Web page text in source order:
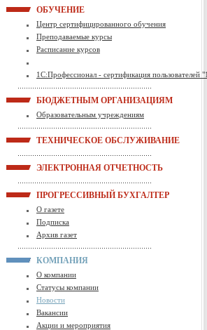
ОБУЧЕНИЕ
Центр сертифицированного обучения
Преподаваемые курсы
Расписание курсов
1С:Профессионал - сертификация пользователей
БЮДЖЕТНЫМ ОРГАНИЗАЦИЯМ
Образовательным учреждениям
ТЕХНИЧЕСКОЕ ОБСЛУЖИВАНИЕ
ЭЛЕКТРОННАЯ ОТЧЕТНОСТЬ
ПРОГРЕССИВНЫЙ БУХГАЛТЕР
О газете
Подписка
Архив газет
КОМПАНИЯ
О компании
Статусы компании
Новости
Вакансии
Акции и мероприятия